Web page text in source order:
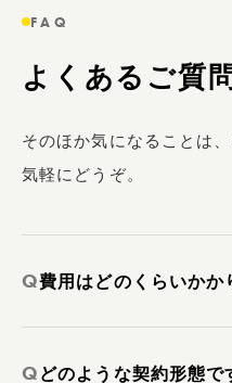
FAQ
よくあるご質問
そのほか気になることは
気軽にどうぞ。
Q費用はどのくらいかか
Q どのような契約形態で